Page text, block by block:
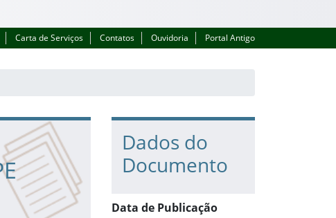
Carta de Serviços Contatos Ouvidoria Portal Antigo
Dados do
Documento
Data de Publicação